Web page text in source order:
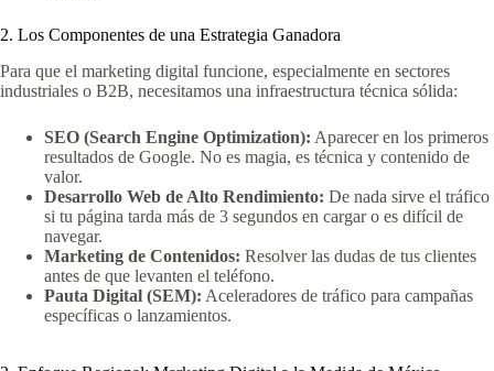
2. Los Componentes de una Estrategia Ganadora
Para que el marketing digital funcione, especialmente en sectores
industriales o B2B, necesitamos una infraestructura técnica sólida:
SEO (Search Engine Optimization): Aparecer en los primeros
resultados de Google. No es magia, es técnica y contenido de
valor.
Desarrollo Web de Alto Rendimiento: De nada sirve el tráfico
si tu página tarda más de 3 segundos en cargar o es difícil de
navegar.
Marketing de Contenidos: Resolver las dudas de tus clientes
antes de que levanten el teléfono.
Pauta Digital (SEM): Aceleradores de tráfico para campañas
específicas o lanzamientos.